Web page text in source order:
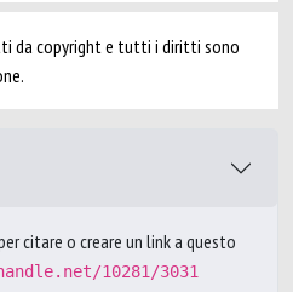
da copyright e tutti i diritti sono
citare o creare un link a questo
10281/3031